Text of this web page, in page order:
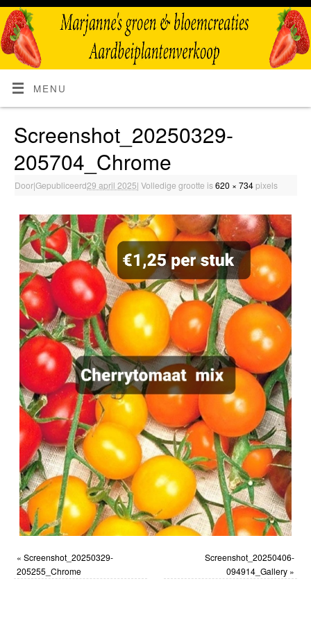
MENU
Screenshot_20250329-
205704_Chrome
Door|Gepubliceerd29 april 2025| Volledige grootte is620 × 734pixels
«Screenshot_20250329-
205255_Chrome
Screenshot_20250406-
094914_Gallery»